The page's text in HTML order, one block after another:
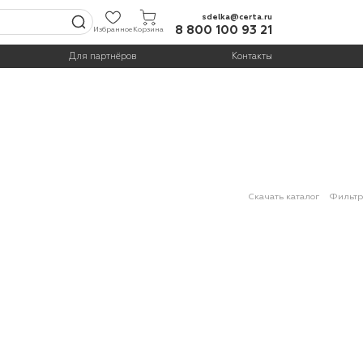
ИзбранноеКорзина
sdelka@certa.ru
8 800 100 93 21
Для партнёров Контакты
Скачать каталог Фильтр